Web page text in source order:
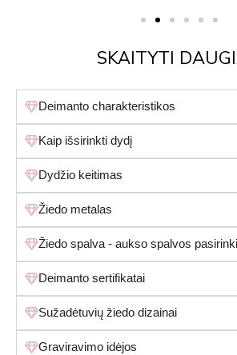
SKAITYTI
Deimanto charakteristikos
Kaip išsirinkti dydį
Dydžio keitimas
Žiedo metalas
Žiedo spalva - aukso spalvos
Deimanto sertifikatai
Sužadėtuvių žiedo dizainai
Graviravimo idėjos